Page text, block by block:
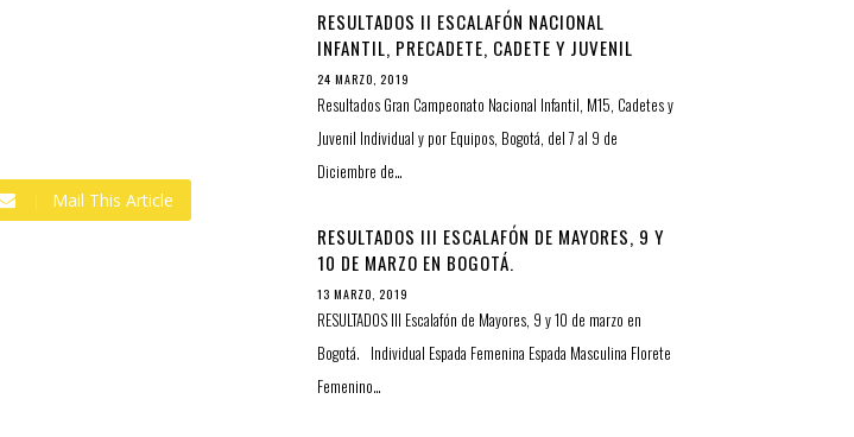
Mail This Article
RESULTADOS II ESCALAFÓN NACIONAL
INFANTIL, PRECADETE, CADETE Y JUVENIL
24 MARZO, 2019
Resultados Gran Campeonato Nacional Infantil, M15, Cadetes y
Juvenil Individual y por Equipos, Bogotá, del 7 al 9 de
Diciembre de…
RESULTADOS III ESCALAFÓN DE MAYORES, 9 Y
10 DE MARZO EN BOGOTÁ.
13 MARZO, 2019
RESULTADOS III Escalafón de Mayores, 9 y 10 de marzo en
Bogotá. Individual Espada Femenina Espada Masculina Florete
Femenino…